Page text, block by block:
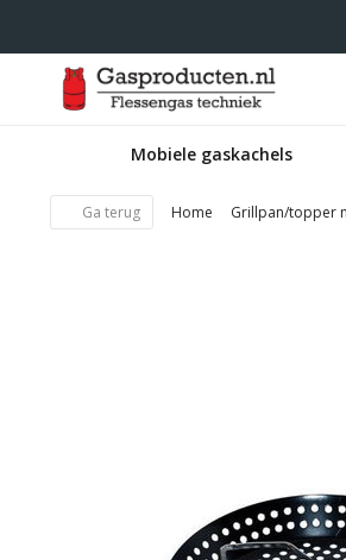
Mobiele gaskachels
Ga terug Home Grillpan/topper